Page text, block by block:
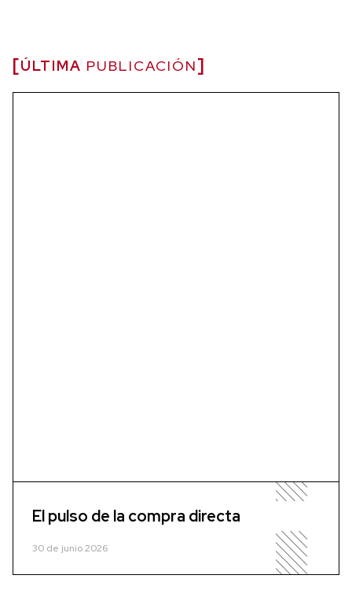
ÚLTIMA PUBLICACIÓN
El pulso de la compra directa
30 de junio 2026